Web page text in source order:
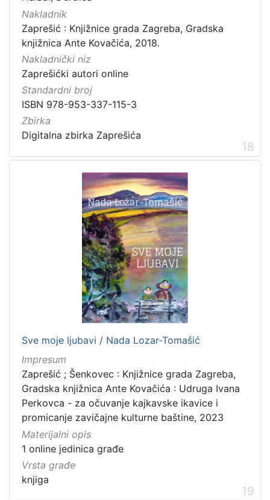
Nakladnik
Zaprešić : Knjižnice grada Zagreba, Gradska
knjižnica Ante Kovačića, 2018.
Nakladnički niz
Zaprešićki autori online
Standardni broj
ISBN 978-953-337-115-3
Zbirka
Digitalna zbirka Zaprešića
18
Sve moje ljubavi / Nada Lozar-Tomašić
Impresum
Zaprešić ; Šenkovec : Knjižnice grada Zagreba,
Gradska knjižnica Ante Kovačića : Udruga Ivana
Perkovca - za očuvanje kajkavske ikavice i
promicanje zavičajne kulturne baštine, 2023
Materijalni opis
1 online jedinica građe
Vrsta građe
knjiga
19